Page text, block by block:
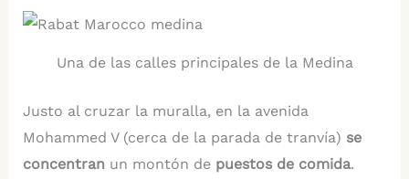
Una de las calles principales de la Medina
Justo al cruzar la muralla, en la avenida
Mohammed V (cerca de la parada de tranvía) se
concentran un montón de puestos de comida.